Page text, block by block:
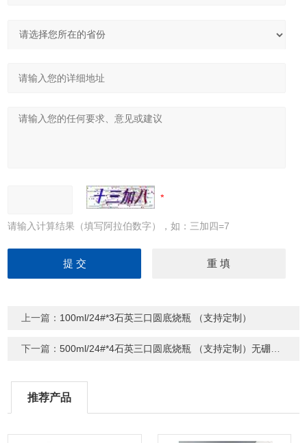
请输入计算结果（填写阿拉伯数字），如：三加四=7
上一篇： 100ml/24#*3石英三口圆底烧瓶 （支持定制）
下一篇：500ml/24#*4石英三口圆底烧瓶 （支持定制）无硼烧瓶
推荐产品